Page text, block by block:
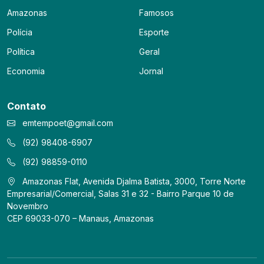
Amazonas
Polícia
Política
Economia
Famosos
Esporte
Geral
Jornal
Contato
emtempoet@gmail.com
(92) 98408-6907
(92) 98859-0110
Amazonas Flat, Avenida Djalma Batista, 3000, Torre Norte
Empresarial/Comercial, Salas 31 e 32 - Bairro Parque 10 de
Novembro
CEP 69033-070 – Manaus, Amazonas